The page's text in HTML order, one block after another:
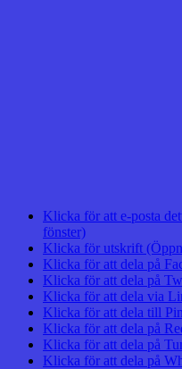
Klicka för att e-posta
fönster)
Klicka för utskrift
Klicka för att dela på
Klicka för att dela på
Klicka för att dela via
Klicka för att dela till
Klicka för att dela på
Klicka för att dela på
Klicka för att dela på